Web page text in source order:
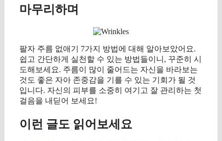
마무리하며
팔자 주름 없애기 7가지 방법에 대해 알아보았어요.
쉽고 간단하게 실천할 수 있는 방법들이니, 꾸준히 시
도해보세요. 주름이 많이 줄어드는 자신을 바라보는
것도 좋은 자아 존중감을 기를 수 있는 기회가 될 것
입니다. 자신의 피부를 소중히 여기고 잘 관리하는 첫
걸음을 내딛어 보세요!
이런 글도 읽어보세요